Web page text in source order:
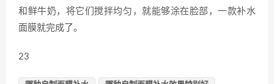
和鲜牛奶，将它们搅拌均匀，就能够涂在脸部，一款补水
面膜就完成了。
23